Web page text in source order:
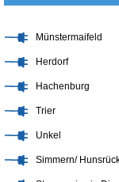
Münstermaifeld
Herdorf
Hachenburg
Trier
Unkel
Simmern/